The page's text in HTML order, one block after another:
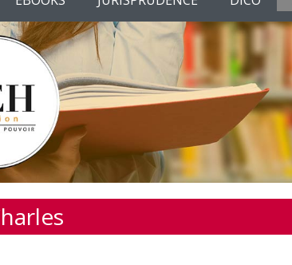
Votre Panier